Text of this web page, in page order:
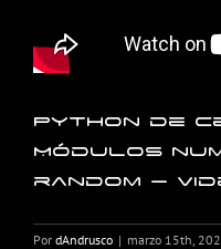
Python de
Módulos
random –
Por dAndrusco | marzo 15th,